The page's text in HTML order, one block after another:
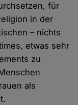
für
in der
– nichts
etwas sehr
zu
als